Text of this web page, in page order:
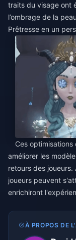
traits du visage ont
l’ombrage de la
Prêtresse en un
Ces
améliorer les
retours des joueurs.
joueurs peuvent
enrichiront
À PROPOS DE